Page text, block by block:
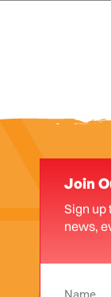
Join
Sign up
news,